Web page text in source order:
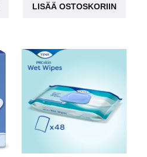
LISÄÄ OSTOSKORIIN